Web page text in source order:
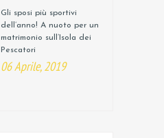
Gli sposi più sportivi
dell’anno! A nuoto per un
matrimonio sull’Isola dei
Pescatori
06 Aprile, 2019